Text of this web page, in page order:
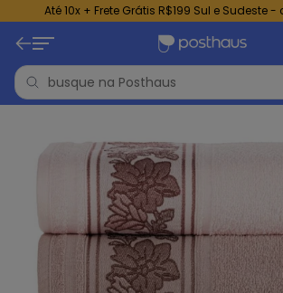
Até 10x + Frete Grátis R$199 Sul e Sudeste -